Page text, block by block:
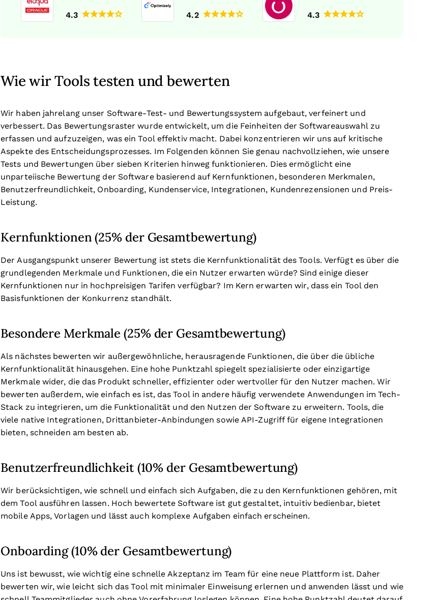
4.3 4.2 4.3
Wie wir Tools testen und bewerten
Wir haben jahrelang unser Software-Test- und Bewertungssystem aufgebaut, verfeinert und
verbessert. Das Bewertungsraster wurde entwickelt, um die Feinheiten der Softwareauswahl zu
erfassen und aufzuzeigen, was ein Tool effektiv macht. Dabei konzentrieren wir uns auf kritische
Aspekte des Entscheidungsprozesses. Im Folgenden können Sie genau nachvollziehen, wie unsere
Tests und Bewertungen über sieben Kriterien hinweg funktionieren. Dies ermöglicht eine
unparteiische Bewertung der Software basierend auf Kernfunktionen, besonderen Merkmalen,
Benutzerfreundlichkeit, Onboarding, Kundenservice, Integrationen, Kundenrezensionen und Preis-
Leistung.
Kernfunktionen (25% der Gesamtbewertung)
Der Ausgangspunkt unserer Bewertung ist stets die Kernfunktionalität des Tools. Verfügt es über die
grundlegenden Merkmale und Funktionen, die ein Nutzer erwarten würde? Sind einige dieser
Kernfunktionen nur in hochpreisigen Tarifen verfügbar? Im Kern erwarten wir, dass ein Tool den
Basisfunktionen der Konkurrenz standhält.
Besondere Merkmale (25% der Gesamtbewertung)
Als nächstes bewerten wir außergewöhnliche, herausragende Funktionen, die über die übliche
Kernfunktionalität hinausgehen. Eine hohe Punktzahl spiegelt spezialisierte oder einzigartige
Merkmale wider, die das Produkt schneller, effizienter oder wertvoller für den Nutzer machen. Wir
bewerten außerdem, wie einfach es ist, das Tool in andere häufig verwendete Anwendungen im Tech-
Stack zu integrieren, um die Funktionalität und den Nutzen der Software zu erweitern. Tools, die
viele native Integrationen, Drittanbieter-Anbindungen sowie API-Zugriff für eigene Integrationen
bieten, schneiden am besten ab.
Benutzerfreundlichkeit (10% der Gesamtbewertung)
Wir berücksichtigen, wie schnell und einfach sich Aufgaben, die zu den Kernfunktionen gehören, mit
dem Tool ausführen lassen. Hoch bewertete Software ist gut gestaltet, intuitiv bedienbar, bietet
mobile Apps, Vorlagen und lässt auch komplexe Aufgaben einfach erscheinen.
Onboarding (10% der Gesamtbewertung)
Uns ist bewusst, wie wichtig eine schnelle Akzeptanz im Team für eine neue Plattform ist. Daher
bewerten wir, wie leicht sich das Tool mit minimaler Einweisung erlernen und anwenden lässt und wie